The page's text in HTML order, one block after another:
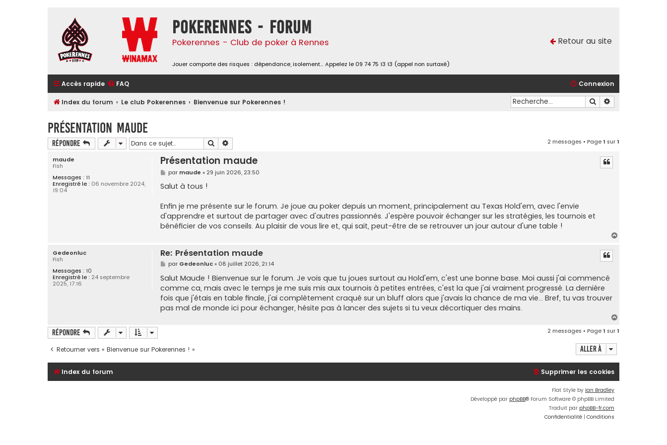
Pokerennes - Forum
Pokerennes - Club de poker à Rennes
Jouer comporte des risques : dépendance, isolement… Appelez le 09 74 75 13 13 (appel non surtaxé)
Retour au site
Accès rapide FAQ Connexion
Index du forum Le club Pokerennes Bienvenue sur Pokerennes ! Rechercher
Présentation maude
Répondre Rechercher 2 messages • Page1 sur1
maude
Fish
Messages : 11
Enregistré le : 06 novembre 2024,
19:04
Présentation maude
M
e
s
s
g
e
par maude » 29 juin 2026, 23:50
Salut à tous !
Enfin je me présente sur le forum. Je joue au poker depuis un moment, principalement au Texas Hold'em, avec l'envie
d'apprendre et surtout de partager avec d'autres passionnés. J'espère pouvoir échanger sur les stratégies, les tournois et
bénéficier de vos conseils. Au plaisir de vous lire et, qui sait, peut-être de se retrouver un jour autour d'une table !
Gedeonluc
Fish
Messages : 10
Enregistré le : 24 septembre
2025, 17:16
Re: Présentation maude
M
e
s
s
a
g
e
par Gedeonluc» 08 juillet 2026, 21:14
Salut Maude ! Bienvenue sur le forum. Je vois que tu joues surtout au Hold'em, c'est une bonne base. Moi aussi j'ai commencé
comme ca, mais avec le temps je me suis mis aux tournois à petites entrées, c'est la que j'ai vraiment progressé. La dernière
fois que j'étais en table finale, j'ai complètement craqué sur un bluff alors que j'avais la chance de ma vie... Bref, tu vas trouver
pas mal de monde ici pour échanger, hésite pas à lancer des sujets si tu veux décortiquer des mains.
Répondre 2 messages • Page1 sur1
Retourner vers « Bienvenue sur Pokerennes ! » Aller à
Index du forum Supprimer les cookies
Flat Style by Ian Bradley
Développé par phpBB® Forum Software © phpBB Limited
Traduit par phpBB-fr.com
Confidentialité | Conditions